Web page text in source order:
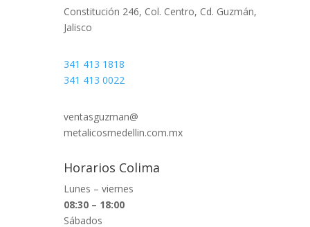
Constitución 246, Col. Centro, Cd. Guzmán,
Jalisco
341 413 1818
341 413 0022
ventasguzman@
metalicosmedellin.com.mx
Horarios Colima
Lunes – viernes
08:30 – 18:00
Sábados